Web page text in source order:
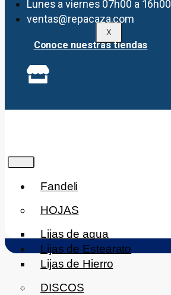
X
Lunes a viernes 07h00 a 16h00
ventas@repacaza.com
Conoce nuestras tiendas
Fandeli
HOJAS
Lijas de agua
Lijas de Estearato
Lijas de Hierro
DISCOS